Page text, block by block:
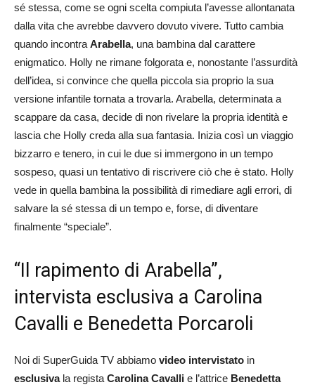
sé stessa, come se ogni scelta compiuta l’avesse allontanata
dalla vita che avrebbe davvero dovuto vivere. Tutto cambia
quando incontra Arabella, una bambina dal carattere
enigmatico. Holly ne rimane folgorata e, nonostante l’assurdità
dell’idea, si convince che quella piccola sia proprio la sua
versione infantile tornata a trovarla. Arabella, determinata a
scappare da casa, decide di non rivelare la propria identità e
lascia che Holly creda alla sua fantasia. Inizia così un viaggio
bizzarro e tenero, in cui le due si immergono in un tempo
sospeso, quasi un tentativo di riscrivere ciò che è stato. Holly
vede in quella bambina la possibilità di rimediare agli errori, di
salvare la sé stessa di un tempo e, forse, di diventare
finalmente “speciale”.
“Il rapimento di Arabella”,
intervista esclusiva a Carolina
Cavalli e Benedetta Porcaroli
Noi di SuperGuida TV abbiamo video intervistato in
esclusivala regista Carolina Cavalli e l’attrice Benedetta